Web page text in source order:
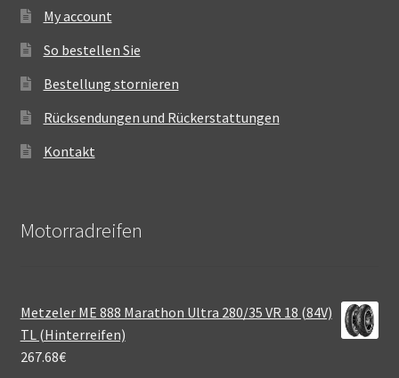
My account
So bestellen Sie
Bestellung stornieren
Rücksendungen und Rückerstattungen
Kontakt
Motorradreifen
Metzeler ME 888 Marathon Ultra 280/35 VR 18 (84V)
TL (Hinterreifen)
267.68€